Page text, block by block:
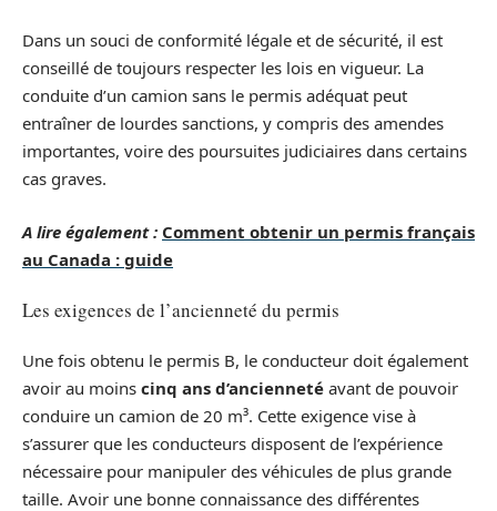
Dans un souci de conformité légale et de sécurité, il est
conseillé de toujours respecter les lois en vigueur. La
conduite d’un camion sans le permis adéquat peut
entraîner de lourdes sanctions, y compris des amendes
importantes, voire des poursuites judiciaires dans certains
cas graves.
A lire également : Comment obtenir un permis français
au Canada : guide
Les exigences de l’ancienneté du permis
Une fois obtenu le permis B, le conducteur doit également
avoir au moins cinq ans d’ancienneté avant de pouvoir
conduire un camion de 20 m³. Cette exigence vise à
s’assurer que les conducteurs disposent de l’expérience
nécessaire pour manipuler des véhicules de plus grande
taille. Avoir une bonne connaissance des différentes